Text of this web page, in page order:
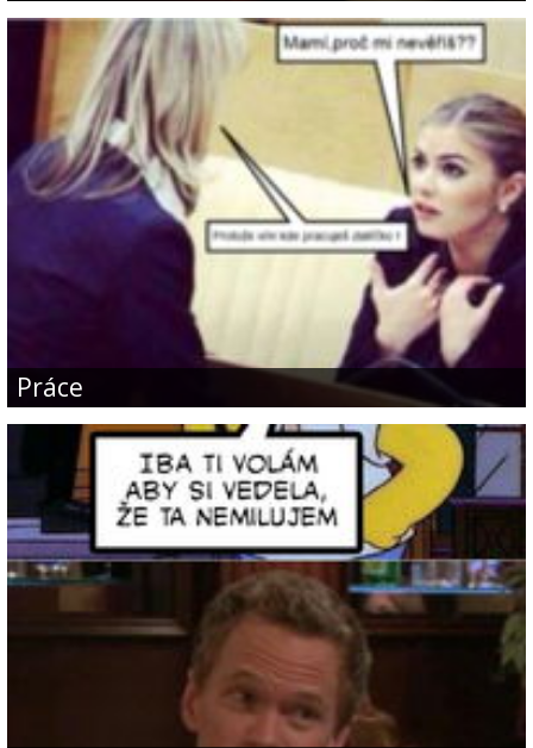
Práce